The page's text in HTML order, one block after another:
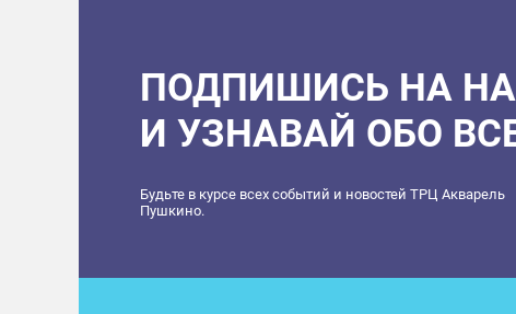
ПОДПИШИСЬ НА
И УЗНАВАЙ ОБО
Будьте в курсе всех событий и новостей ТРЦ Акварель
Пушкино.